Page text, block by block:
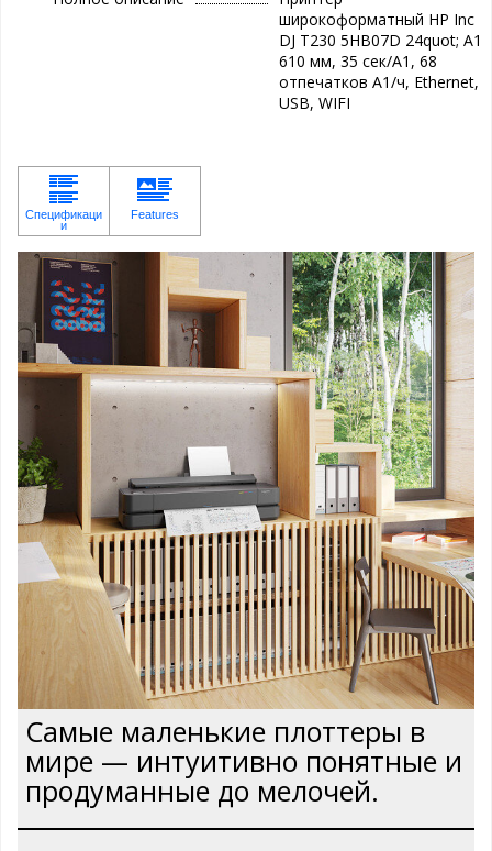
широкоформатный HP Inc
DJ T230 5HB07D 24quot; А1
610 мм, 35 сек/A1, 68
отпечатков A1/ч, Ethernet,
USB, WIFI
Самые маленькие плоттеры в
мире — интуитивно понятные и
продуманные до мелочей.